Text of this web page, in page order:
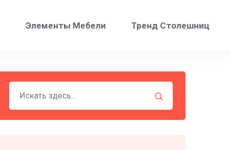
Элементы Мебели Тренд Столешниц